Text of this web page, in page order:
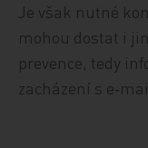
Je však nutné
mohou dostat i
prevence, tedy
zacházení s